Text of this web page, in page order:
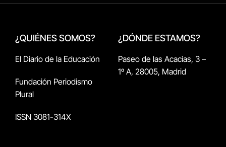
¿QUIÉNES SOMOS?
El Diario de la Educación
Fundación Periodismo
Plural
ISSN 3081-314X
¿DÓNDE ESTAMOS?
Paseo de las Acacias, 3 –
1º A, 28005, Madrid